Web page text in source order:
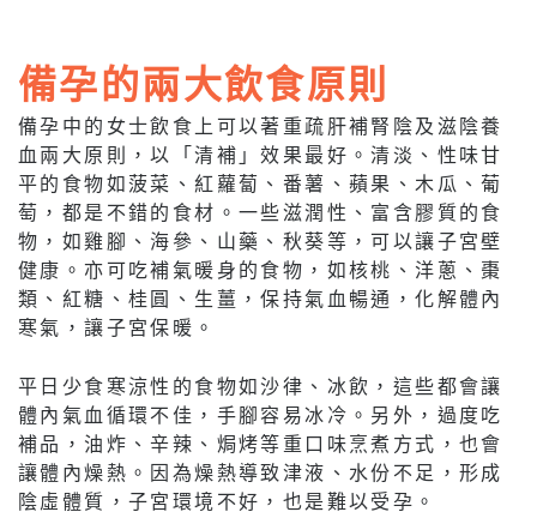
備孕的兩大飲食原則
備孕中的女士飲食上可以著重疏肝補腎陰及滋陰養
血兩大原則，以「清補」效果最好。清淡、性味甘
平的食物如菠菜、紅蘿蔔、番薯、蘋果、木瓜、葡
萄，都是不錯的食材。一些滋潤性、富含膠質的食
物，如雞腳、海參、山藥、秋葵等，可以讓子宮壁
健康。亦可吃補氣暖身的食物，如核桃、洋蔥、棗
類、紅糖、桂圓、生薑，保持氣血暢通，化解體內
寒氣，讓子宮保暖。
平日少食寒涼性的食物如沙律、冰飲，這些都會讓
體內氣血循環不佳，手腳容易冰冷。另外，過度吃
補品，油炸、辛辣、焗烤等重口味烹煮方式，也會
讓體內燥熱。因為燥熱導致津液、水份不足，形成
陰虛體質，子宮環境不好，也是難以受孕。